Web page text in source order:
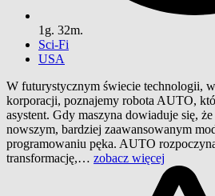
1g. 32m.
Sci-Fi
USA
W futurystycznym świecie technologii,
korporacji, poznajemy robota AUTO,
asystent. Gdy maszyna dowiaduje się, że
nowszym, bardziej zaawansowanym
programowaniu pęka. AUTO
transformację,… zobacz więcej